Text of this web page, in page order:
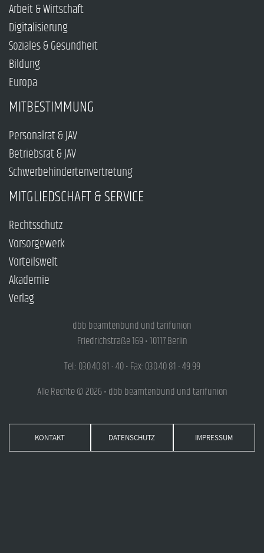
Arbeit & Wirtschaft
Digitalisierung
Soziales & Gesundheit
Bildung
Europa
MITBESTIMMUNG
Personalrat & JAV
Betriebsrat & JAV
Schwerbehindertenvertretung
MITGLIEDSCHAFT & SERVICE
Rechtsschutz
Vorsorgewerk
Vorteilswelt
Akademie
Verlag
dbb beamtenbund und tarifunion
Friedrichstraße 169 • 10117 Berlin
Tel.: 030.40 81 - 40 • Fax: 030.40 81 - 49 99
Alle Rechte © 2026 • dbb beamtenbund und tarifunion
KONTAKT DATENSCHUTZ IMPRESSUM